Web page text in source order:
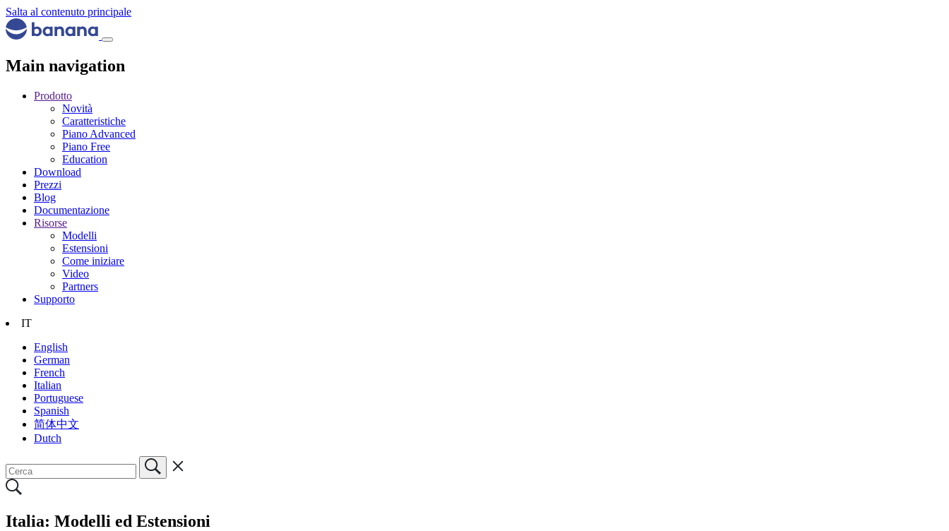
Salta al contenuto principale
Main navigation
Prodotto
Novità
Caratteristiche
Piano Advanced
Piano Free
Education
Download
Prezzi
Blog
Documentazione
Risorse
Modelli
Estensioni
Come iniziare
Video
Partners
Supporto
IT
English
German
French
Italian
Portuguese
Spanish
简体中文
Dutch
Italia: Modelli ed Estensioni